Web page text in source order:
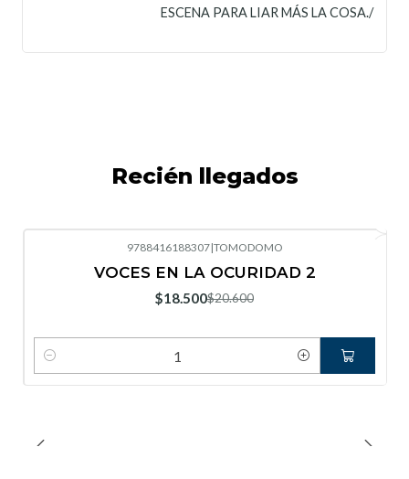
ESCENA PARA LIAR MÁS LA COSA./
Recién llegados
9788416188307|TOMODOMO
VOCES EN LA OCURIDAD 2
$18.500$20.600
Cantidad